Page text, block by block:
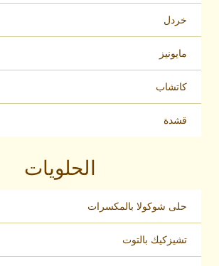
خردل
مايونيز
كاتشاب
قشدة
الحلويات
حلى شوكولا بالمكسرات
تشيزكيك بالتوت